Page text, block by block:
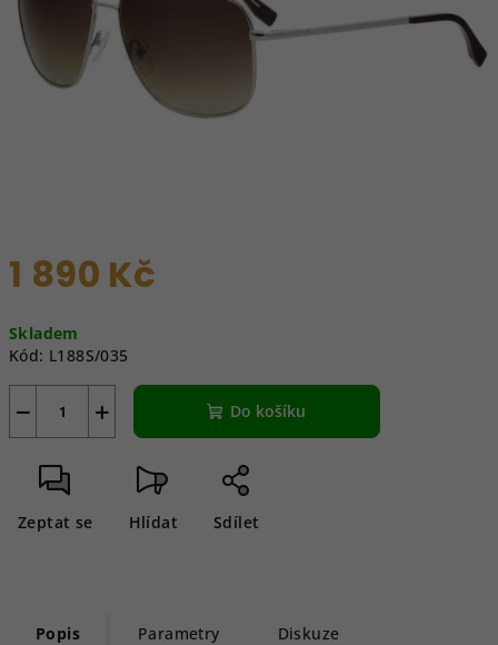
1 890 Kč
cena:
Skladem
Kód: L188S/035
+
− Do košíku
Zeptat se Hlídat Sdílet
Popis Parametry Diskuze